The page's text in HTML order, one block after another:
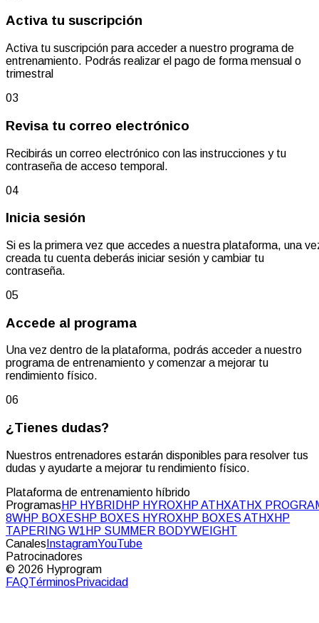
Activa tu suscripción
Activa tu suscripción para acceder a nuestro programa de
entrenamiento. Podrás realizar el pago de forma mensual o
trimestral
03
Revisa tu correo electrónico
Recibirás un correo electrónico con las instrucciones y tu
contraseña de acceso temporal.
04
Inicia sesión
Si es la primera vez que accedes a nuestra plataforma, una
creada tu cuenta deberás iniciar sesión y cambiar tu
contraseña.
05
Accede al programa
Una vez dentro de la plataforma, podrás acceder a nuestro
programa de entrenamiento y comenzar a mejorar tu
rendimiento físico.
06
¿Tienes dudas?
Nuestros entrenadores estarán disponibles para resolver tus
dudas y ayudarte a mejorar tu rendimiento físico.
Plataforma de entrenamiento híbrido
Programas HP HYBRIDHP HYROX HP ATHXATHX
8WHP BOXESHP BOXES HYROX HP BOXES ATHX HP
TAPERING W1 HP SUMMER BODYWEIGHT
Canales InstagramYouTube
Patrocinadores
© 2026 Hyprogram
FAQTérminos Privacidad